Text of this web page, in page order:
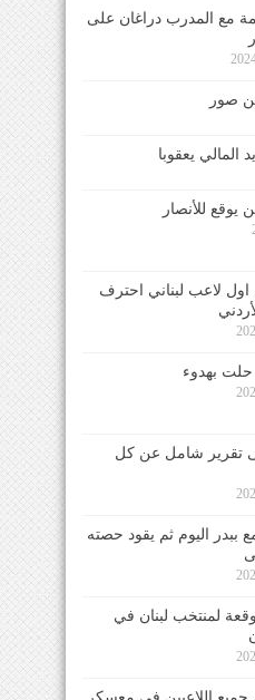
مع المدرب دراغان على
صور
المالي يعقوبا
يوقع للأنصار
لاعب لبناني احترف
بهدوء
تقرير شامل عن كل
ببدر اليوم ثم يقود حصته
لمنتخب لبنان في